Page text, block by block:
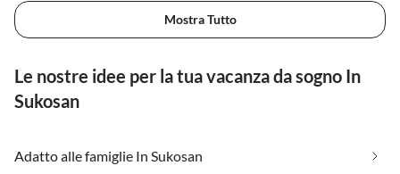
Mostra Tutto
Le nostre idee per la tua vacanza da sogno In
Sukosan
Adatto alle famiglie In Sukosan